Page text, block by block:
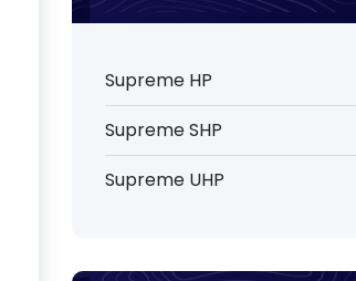
Supreme HP
Supreme SHP
Supreme UHP